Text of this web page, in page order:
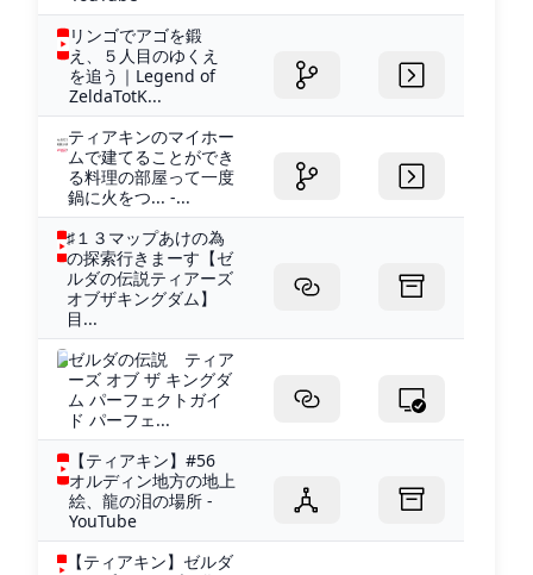
リンゴでアゴを鍛
え、５人目のゆくえ
を追う｜Legend of
ZeldaTotK...
ティアキンのマイホー
ムで建てることができ
る料理の部屋って一度
鍋に火をつ... -...
♯１３マップあけの為
の探索行きまーす【ゼ
ルダの伝説ティアーズ
オブザキングダム】
目...
ゼルダの伝説 ティア
ーズ オブ ザ キングダ
ム パーフェクトガイ
ド パーフェ...
【ティアキン】#56
オルディン地方の地上
絵、龍の泪の場所 -
YouTube
【ティアキン】ゼルダ